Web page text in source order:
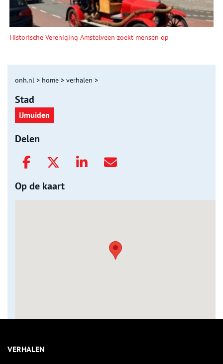
Historische Vereniging Amstelveen zoekt mensen op
onh.nl > home > verhalen >
Stad
IJmuiden
Delen
Op de kaart
VERHALEN